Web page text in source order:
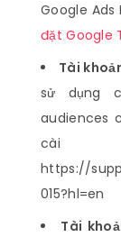
Google
đặt Google
Tài
sử dụng
audiences
cài
https://
015?hl=en
Tài